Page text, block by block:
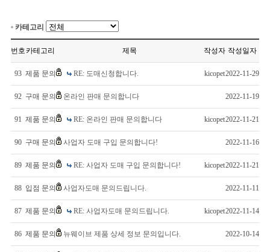
카테고리
번호카테고리 제목 작성자 작성일자
93 제품 문의 RE: 도매신청합니다. kicopet2022-11-29
92 구매 문의 온라인 판매 문의합니다 2022-11-19
91 제품 문의 RE: 온라인 판매 문의합니다 kicopet2022-11-21
90 구매 문의 사업자 도매 구입 문의합니다! 2022-11-16
89 제품 문의 RE: 사업자 도매 구입 문의합니다! kicopet2022-11-21
88 입점 문의 사업자도매 문의드립니다. 2022-11-11
87 제품 문의 RE: 사업자도매 문의드립니다. kicopet2022-11-14
86 제품 문의 뉴웨이브 제품 상세 정보 문의입니다. 2022-10-14